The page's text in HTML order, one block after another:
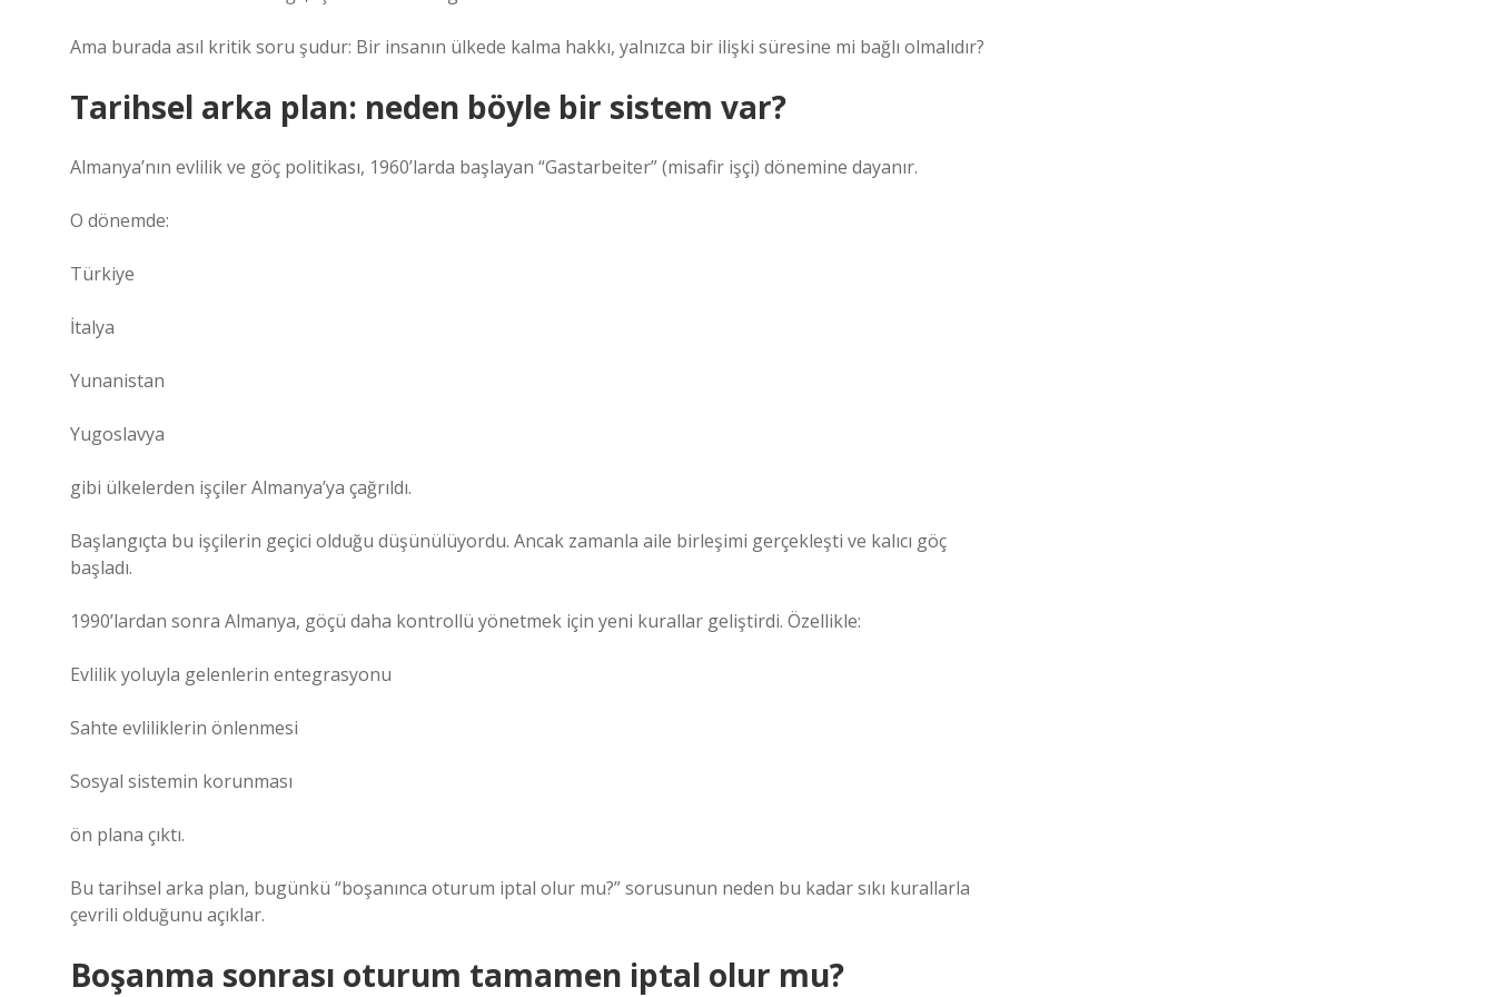
Ama burada asıl kritik soru şudur: Bir insanın ülkede kalma hakkı, yalnızca bir ilişki süresine mi bağlı olmalıdır?
Tarihsel arka plan: neden böyle bir sistem var?
Almanya’nın evlilik ve göç politikası, 1960’larda başlayan “Gastarbeiter” (misafir işçi) dönemine dayanır.
O dönemde:
Türkiye
İtalya
Yunanistan
Yugoslavya
gibi ülkelerden işçiler Almanya’ya çağrıldı.
Başlangıçta bu işçilerin geçici olduğu düşünülüyordu. Ancak zamanla aile birleşimi gerçekleşti ve kalıcı göç
başladı.
1990’lardan sonra Almanya, göçü daha kontrollü yönetmek için yeni kurallar geliştirdi. Özellikle:
Evlilik yoluyla gelenlerin entegrasyonu
Sahte evliliklerin önlenmesi
Sosyal sistemin korunması
ön plana çıktı.
Bu tarihsel arka plan, bugünkü “boşanınca oturum iptal olur mu?” sorusunun neden bu kadar sıkı kurallarla
çevrili olduğunu açıklar.
Boşanma sonrası oturum tamamen iptal olur mu?